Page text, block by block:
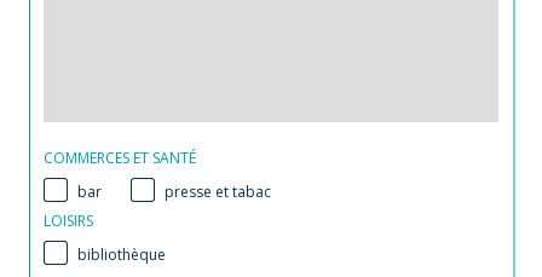
COMMERCES ET SANTÉ
bar
presse et tabac
LOISIRS
bibliothèque